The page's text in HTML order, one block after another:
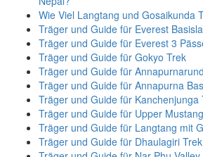
Wie Viel Langtang und Gosaikunda
Träger und Guide für Everest
Träger und Guide für Everest 3
Träger und Guide für Gokyo Trek
Träger und Guide für
Träger und Guide für Annapurna
Träger und Guide für Kanchenjunga
Träger und Guide für Upper
Träger und Guide für Langtang mit
Träger und Guide für Dhaulagiri Trek